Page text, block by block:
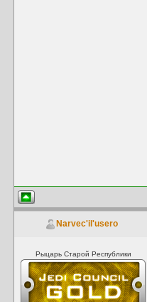
Narvec'il'usero
Рыцарь Старой Республики